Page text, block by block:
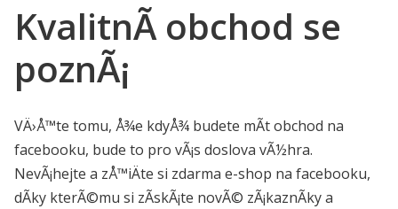
KvalitnÃ­ obchod se
poznÃ¡
VÄ›Å™te tomu, Å¾e kdyÅ¾ budete mÃ­t obchod na
facebooku, bude to pro vÃ¡s doslova vÃ½hra.
NevÃ¡hejte a zÅ™iÄte si zdarma e-shop na facebooku,
dÃ­ky kterÃ©mu si zÃ­skÃ¡te novÃ© zÃ¡kaznÃ­ky a